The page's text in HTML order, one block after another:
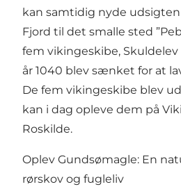
kan samtidig nyde udsigten
Fjord til det smalle sted
fem vikingeskibe,
år 1040 blev sænket for at
De fem vikingeskibe blev
kan i dag opleve dem på
Roskilde.
Oplev Gundsømagle: En
rørskov og fugleliv